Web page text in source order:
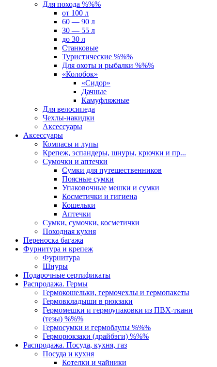
Для похода %%%
от 100 л
60 — 90 л
30 — 55 л
до 30 л
Станковые
Туристические %%%
Для охоты и рыбалки %%%
«Колобок»
«Сидор»
Дачные
Камуфляжные
Для велосипеда
Чехлы-накидки
Аксессуары
Аксессуары
Компасы и лупы
Крепеж, эспандеры, шнуры, крючки и пр...
Сумочки и аптечки
Сумки для путешественников
Поясные сумки
Упаковочные мешки и сумки
Косметички и гигиена
Кошельки
Аптечки
Сумки, сумочки, косметички
Походная кухня
Переноска багажа
Фурнитура и крепеж
Фурнитура
Шнуры
Подарочные сертификаты
Распродажа. Гермы
Гермокошельки, гермочехлы и гермопакеты
Гермовкладыши в рюкзаки
Гермомешки и гермоупаковки из ПВХ-ткани
(тезы) %%%
Гермосумки и гермобаулы %%%
Герморюкзаки (драйбэги) %%%
Распродажа. Посуда, кухня, газ
Посуда и кухня
Котелки и чайники